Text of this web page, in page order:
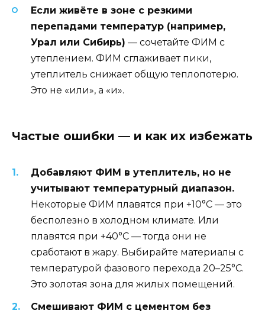
Если живёте в зоне с резкими
перепадами температур (например,
Урал или Сибирь) — сочетайте ФИМ с
утеплением. ФИМ сглаживает пики,
утеплитель снижает общую теплопотерю.
Это не «или», а «и».
Частые ошибки — и как их избежать
Добавляют ФИМ в утеплитель, но не
учитывают температурный диапазон.
Некоторые ФИМ плавятся при +10°C — это
бесполезно в холодном климате. Или
плавятся при +40°C — тогда они не
сработают в жару. Выбирайте материалы с
температурой фазового перехода 20–25°C.
Это золотая зона для жилых помещений.
Смешивают ФИМ с цементом без